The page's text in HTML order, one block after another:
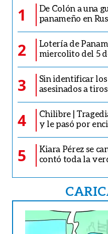
1
De Colón a una
panameño en
2
Lotería de
miercolito del 5
3
Sin identificar
asesinados a
4
Chilibre |
y le pasó por
5
Kiara Pérez se
contó toda la